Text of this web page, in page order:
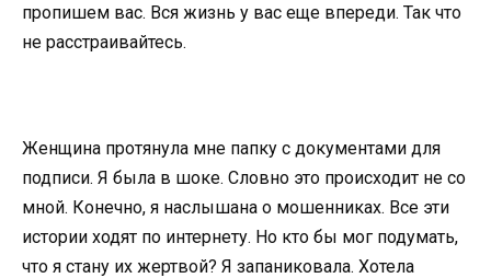
пропишем вас. Вся жизнь у вас еще впереди. Так что
не расстраивайтесь.
Женщина протянула мне папку с документами для
подписи. Я была в шоке. Словно это происходит не со
мной. Конечно, я наслышана о мошенниках. Все эти
истории ходят по интернету. Но кто бы мог подумать,
что я стану их жертвой? Я запаниковала. Хотела